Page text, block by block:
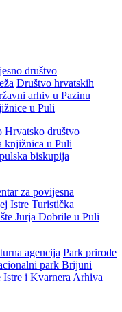
društvo
Društvo hrvatskih
arhiv u Pazinu
u Puli
Hrvatsko društvo
knjižnica u Puli
biskupija
za povijesna
Istre Turistička
Jurja Dobrile u Puli
agencija Park prirode
park Brijuni
i Kvarnera Arhiva